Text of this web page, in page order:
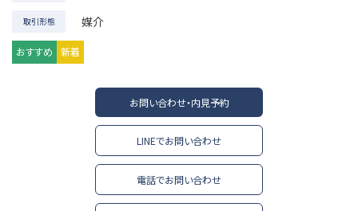
取引形態 媒介
おすすめ 新着
お問い合わせ・内見予約
LINEでお問い合わせ
電話でお問い合わせ